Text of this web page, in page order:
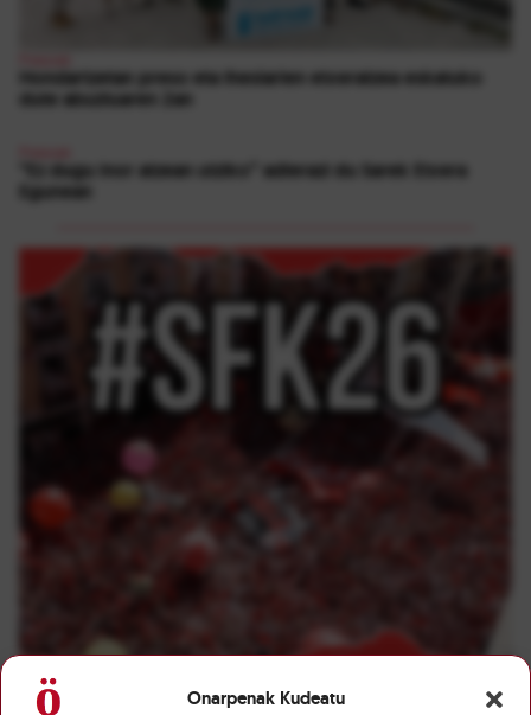
Onarpenak Kudeatu
Hondartzetan preso eta iheslarien etxeratzea eskatuko
dute abuztuaren 2an
“Ez dugu inor atzean utziko” adierazi du Sarek Etxera
Egunean